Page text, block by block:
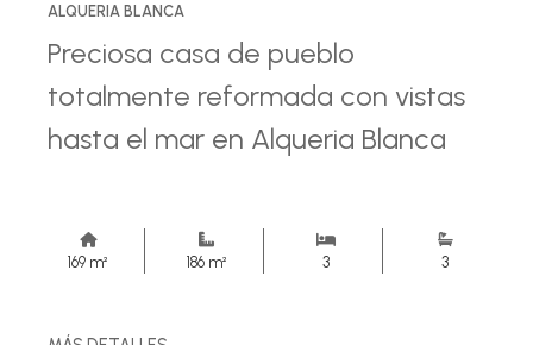
ALQUERIA BLANCA
Preciosa casa de pueblo
totalmente reformada con vistas
hasta el mar en Alqueria Blanca
169 m² 186 m² 3 3